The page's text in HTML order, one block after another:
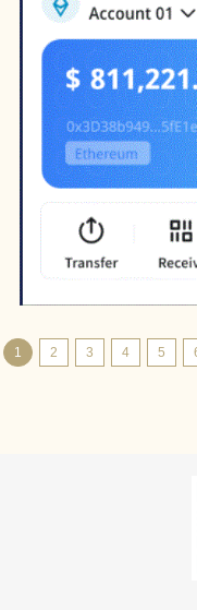
1 2 3 4 5